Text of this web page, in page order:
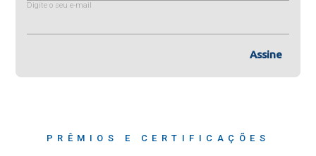
Digite o seu e-mail
Assine
PRÊMIOS E CERTIFICAÇÕES